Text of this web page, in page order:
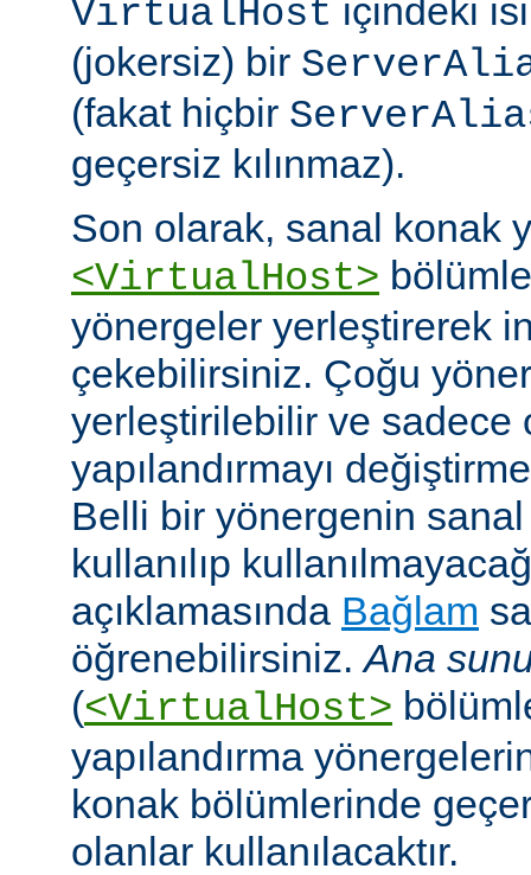
VirtualHost içindeki
(jokersiz) bir
(fakat hiçbir
geçersiz kılınmaz).
Son olarak, sanal konak
<VirtualHost>
yönergeler yerleştirerek
çekebilirsiniz. Çoğu
yerleştirilebilir ve sadece
yapılandırmayı
Belli bir yönergenin
kullanılıp
açıklamasında Bağlam
öğrenebilirsiniz.Ana
(<VirtualHost>
yapılandırma
konak bölümlerinde
olanlar kullanılacaktır.